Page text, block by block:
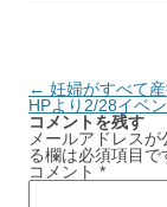
投稿ナビゲーショ
← 妊婦がすべて
HPより2/28イベ
コメントを残す
メールアドレスが
る欄は必須項目で
コメント *